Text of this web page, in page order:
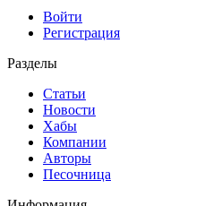
Войти
Регистрация
Разделы
Статьи
Новости
Хабы
Компании
Авторы
Песочница